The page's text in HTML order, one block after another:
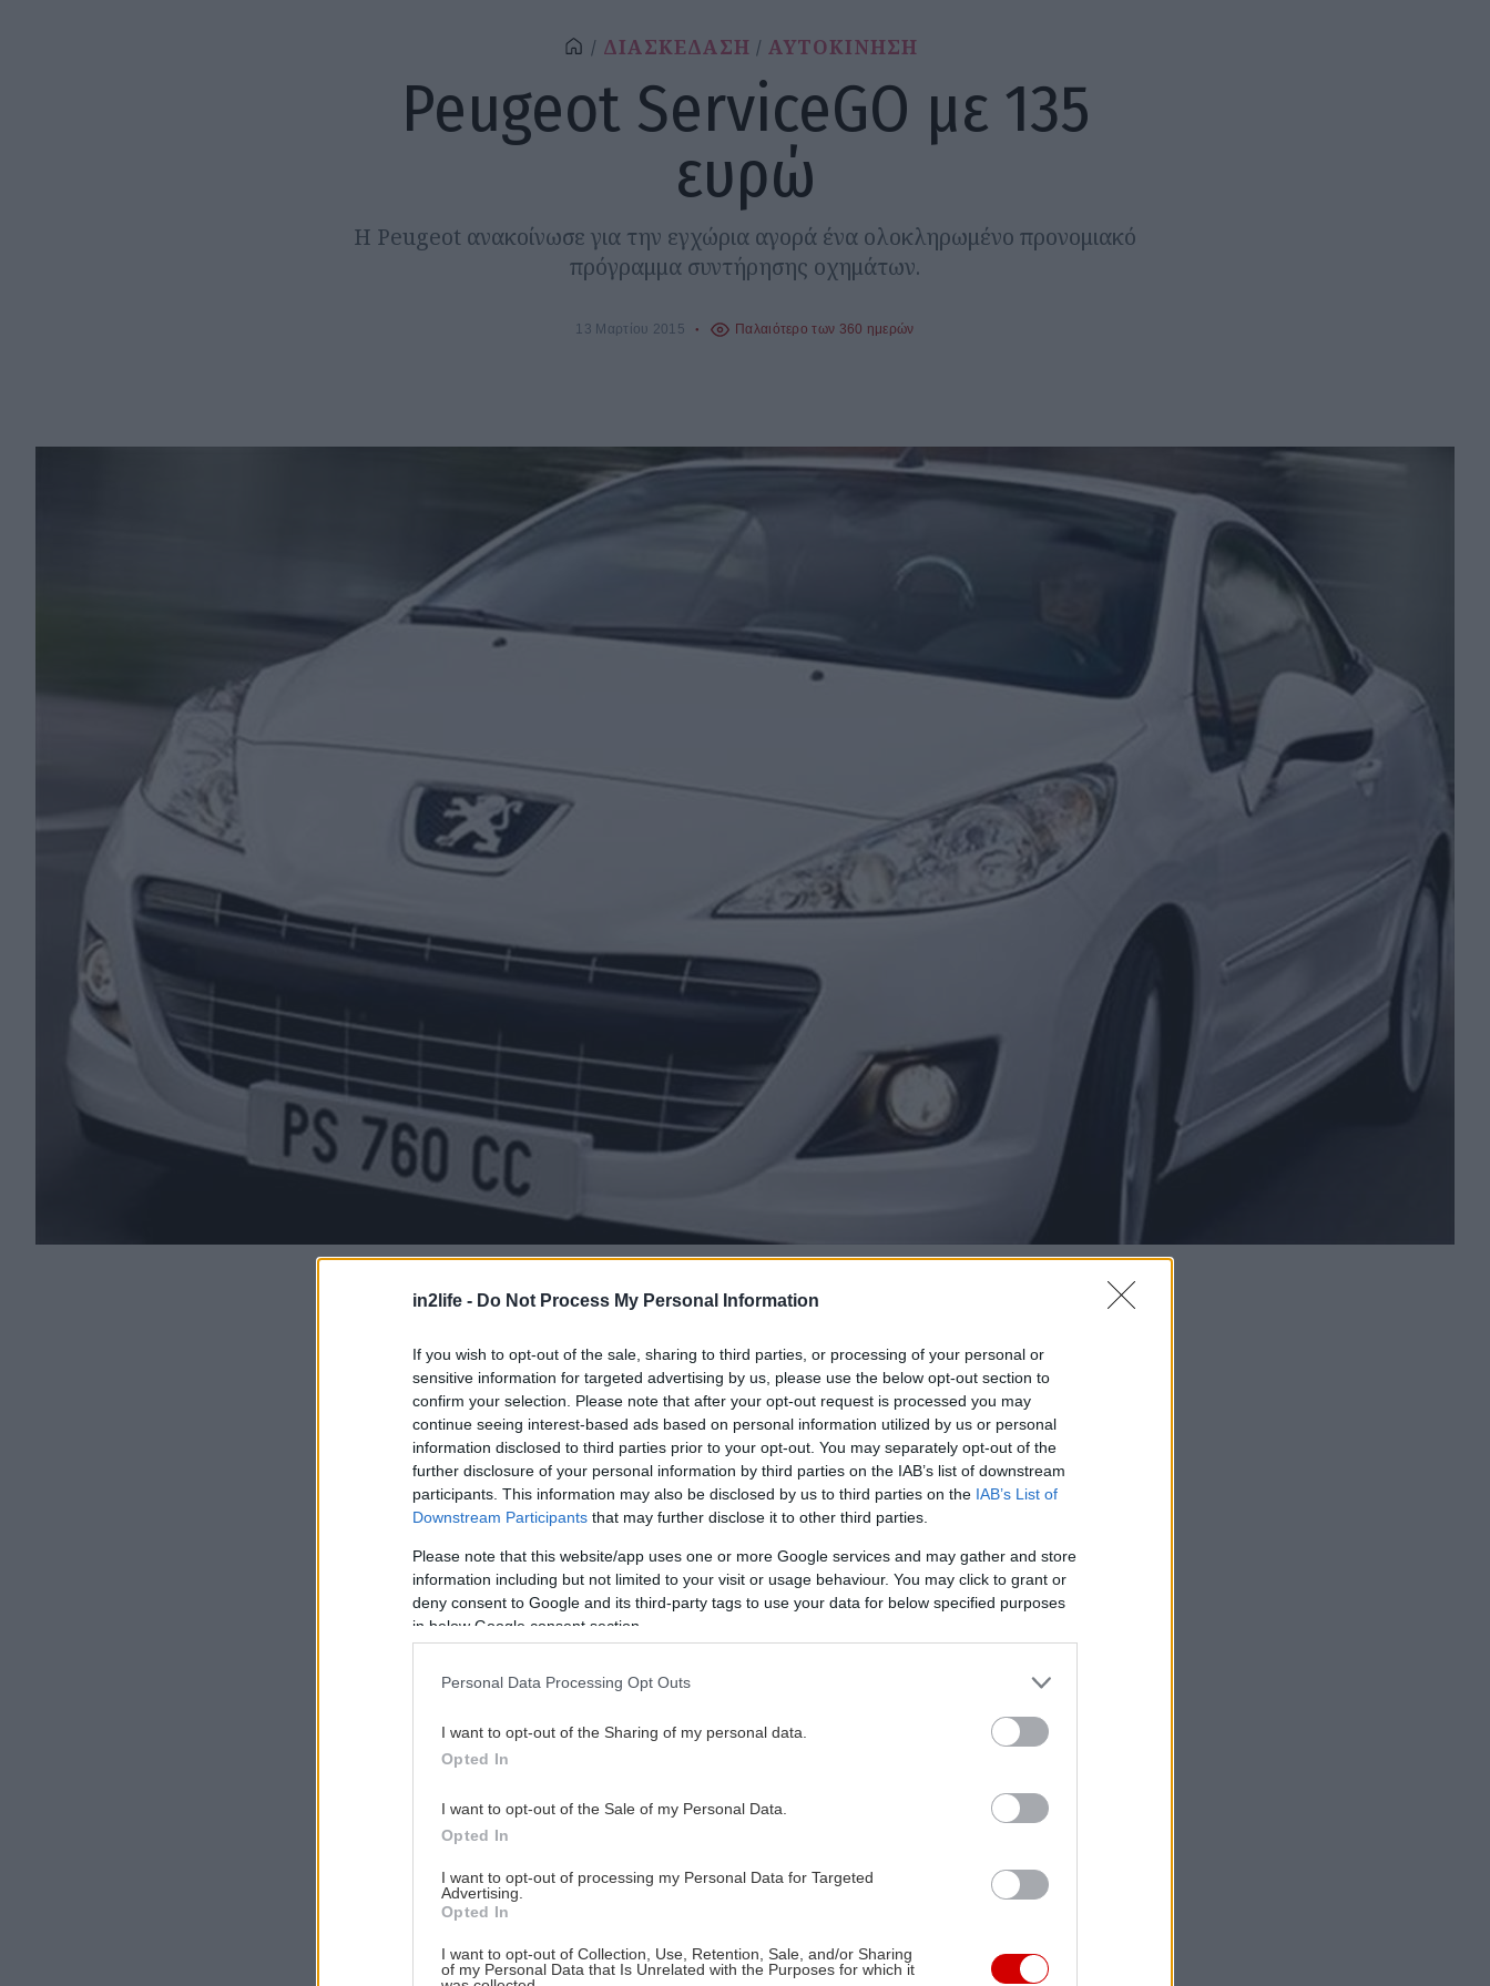
in2life - Do Not Process My Personal Information
If you wish to opt-out of the sale, sharing to third parties, or processing of your personal or
sensitive information for targeted advertising by us, please use the below opt-out section to
confirm your selection. Please note that after your opt-out request is processed you may
continue seeing interest-based ads based on personal information utilized by us or personal
information disclosed to third parties prior to your opt-out. You may separately opt-out of the
further disclosure of your personal information by third parties on the IAB’s list of downstream
participants. This information may also be disclosed by us to third parties on the IAB’s List of
Downstream Participants that may further disclose it to other third parties.
Please note that this website/app uses one or more Google services and may gather and store
information including but not limited to your visit or usage behaviour. You may click to grant or
deny consent to Google and its third-party tags to use your data for below specified purposes
in below Google consent section.
Personal Data Processing Opt Outs
I want to opt-out of the Sharing of my personal data.
Opted In
I want to opt-out of the Sale of my Personal Data.
Opted In
I want to opt-out of processing my Personal Data for Targeted
Advertising.
Opted In
I want to opt-out of Collection, Use, Retention, Sale, and/or Sharing
of my Personal Data that Is Unrelated with the Purposes for which it
ΔΙΑΣΚΕΔΑΣΗ ΑΥΤΟΚΙΝΗΣΗ
Peugeot ServiceGO με 135
ευρώ
Η Peugeot ανακοίνωσε για την εγχώρια αγορά ένα ολοκληρωμένο προνομιακό
πρόγραμμα συντήρησης οχημάτων.
13 Μαρτίου 2015 Παλαιότερο των 360 ημερών